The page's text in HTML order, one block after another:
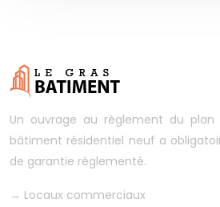
Un ouvrage au règlement du
bâtiment résidentiel neuf a
de garantie réglementé.
→ Locaux commerciaux